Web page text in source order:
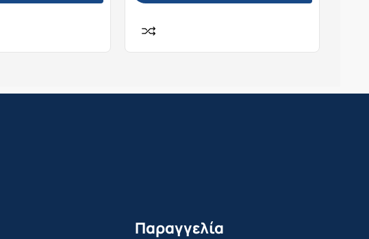
Παραγγελία